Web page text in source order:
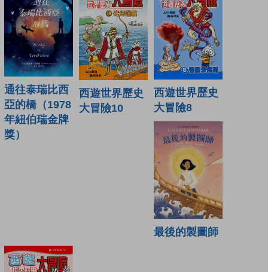
通往泰瑞比西
亞的橋（1978
年紐伯瑞金牌
獎）
西遊世界歷史
大冒險10
西遊世界歷史
大冒險8
最後的製圖師